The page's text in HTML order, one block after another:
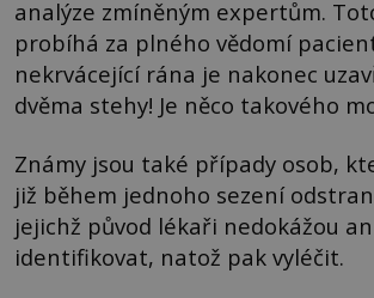
analýze zmíněným expertům.
probíhá za plného vědomí
nekrvácející rána je nakonec
dvěma stehy! Je něco takového
Známy jsou také případy osob,
již během jednoho sezení
jejichž původ lékaři nedokážou
identifikovat, natož pak vyléčit.